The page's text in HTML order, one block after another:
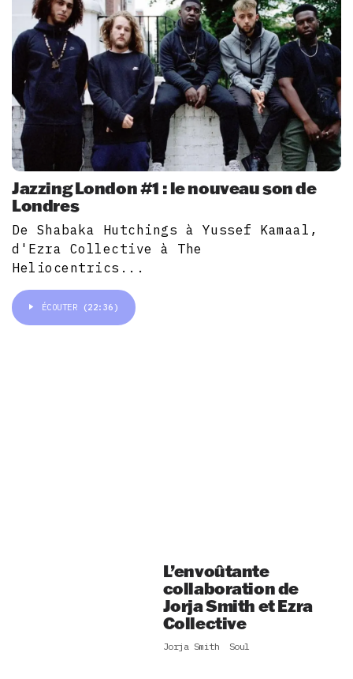
Jazzing London #1 : le nouveau son de
Londres
De Shabaka Hutchings à Yussef Kamaal,
d'Ezra Collective à The
Heliocentrics...
ÉCOUTER (22:36)
L’envoûtante
collaboration de
Jorja Smith et Ezra
Collective
Jorja Smith Soul